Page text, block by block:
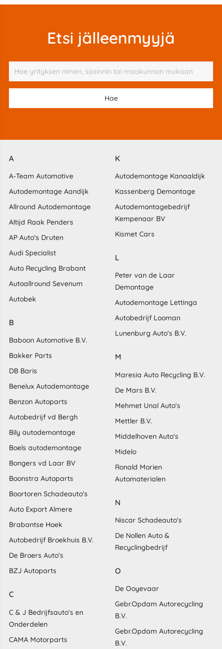
Etsi jälleenmyyjä
A
A-Team Automotive
Autodemontage Aandijk
Allround Autodemontage
Altijd Raak Penders
AP Auto's Druten
Audi Specialist
Auto Recycling Brabant
Autoallround Sevenum
Autobek
B
Baboon Automotive B.V.
Bakker Parts
DB Baris
Benelux Autodemontage
Benzon Autoparts
Autobedrijf vd Bergh
Bily autodemontage
Boels autodemontage
Bongers vd Laar BV
Boonstra Autoparts
Boortoren Schadeauto's
Auto Export Almere
Brabantse Hoek
Autobedrijf Broekhuis B.V.
De Broers Auto's
BZJ Autoparts
C
C & J Bedrijfsauto's en
Onderdelen
CAMA Motorparts
K
Autodemontage Kanaaldijk
Kassenberg Demontage
Autodemontagebedrijf
Kempenaar BV
Kismet Cars
L
Peter van de Laar
Demontage
Autodemontage Lettinga
Autobedrijf Looman
Lunenburg Auto's B.V.
M
Maresia Auto Recycling B.V.
De Mars B.V.
Mehmet Unal Auto's
Mettler B.V.
Middelhoven Auto's
Midelo
Ronald Morien
Automaterialen
N
Niscar Schadeauto's
De Nollen Auto &
Recyclingbedrijf
O
De Ooyevaar
Gebr.Opdam Autorecycling
B.V.
Gebr.Opdam Autorecycling
B.V.